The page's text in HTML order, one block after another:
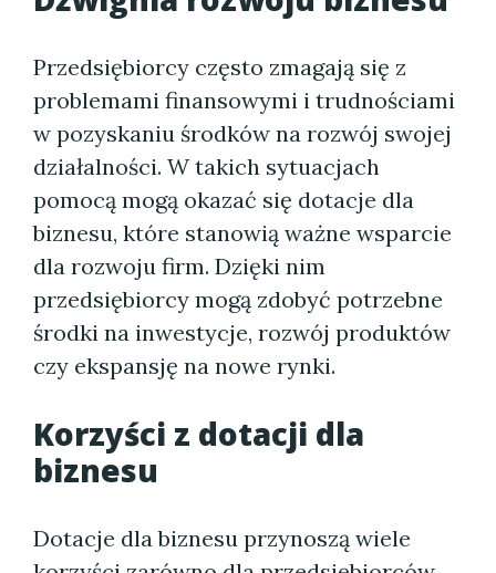
Przedsiębiorcy często zmagają się z
problemami finansowymi i trudnościami
w pozyskaniu środków na rozwój swojej
działalności. W takich sytuacjach
pomocą mogą okazać się dotacje dla
biznesu, które stanowią ważne wsparcie
dla rozwoju firm. Dzięki nim
przedsiębiorcy mogą zdobyć potrzebne
środki na inwestycje, rozwój produktów
czy ekspansję na nowe rynki.
Korzyści z dotacji dla
biznesu
Dotacje dla biznesu przynoszą wiele